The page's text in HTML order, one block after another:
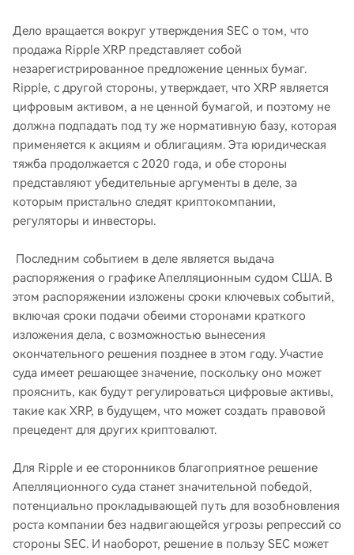
Дело вращается вокруг утверждения SEC о том, что
продажа Ripple XRP представляет собой
незарегистрированное предложение ценных бумаг.
Ripple, с другой стороны, утверждает, что XRP является
цифровым активом, а не ценной бумагой, и поэтому не
должна подпадать под ту же нормативную базу, которая
применяется к акциям и облигациям. Эта юридическая
тяжба продолжается с 2020 года, и обе стороны
представляют убедительные аргументы в деле, за
которым пристально следят криптокомпании,
регуляторы и инвесторы.
Последним событием в деле является выдача
распоряжения о графике Апелляционным судом США. В
этом распоряжении изложены сроки ключевых событий,
включая сроки подачи обеими сторонами краткого
изложения дела, с возможностью вынесения
окончательного решения позднее в этом году. Участие
суда имеет решающее значение, поскольку оно может
прояснить, как будут регулироваться цифровые активы,
такие как XRP, в будущем, что может создать правовой
прецедент для других криптовалют.
Для Ripple и ее сторонников благоприятное решение
Апелляционного суда станет значительной победой,
потенциально прокладывающей путь для возобновления
роста компании без надвигающейся угрозы репрессий со
стороны SEC. И наоборот, решение в пользу SEC может